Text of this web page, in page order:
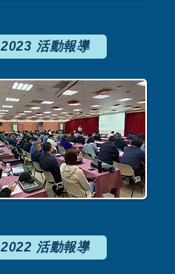
2023 活動報導
2022 活動報導